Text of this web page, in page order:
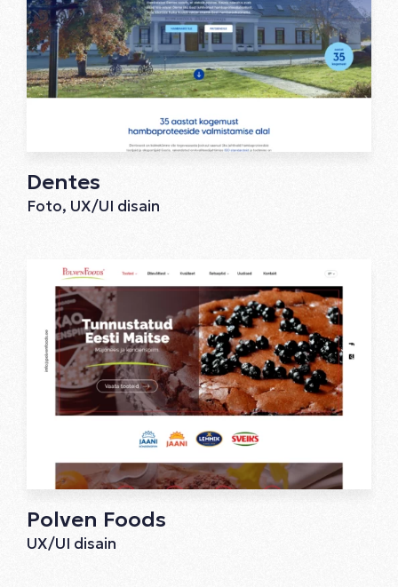
Dentes
Foto, UX/UI disain
Polven Foods
UX/UI disain